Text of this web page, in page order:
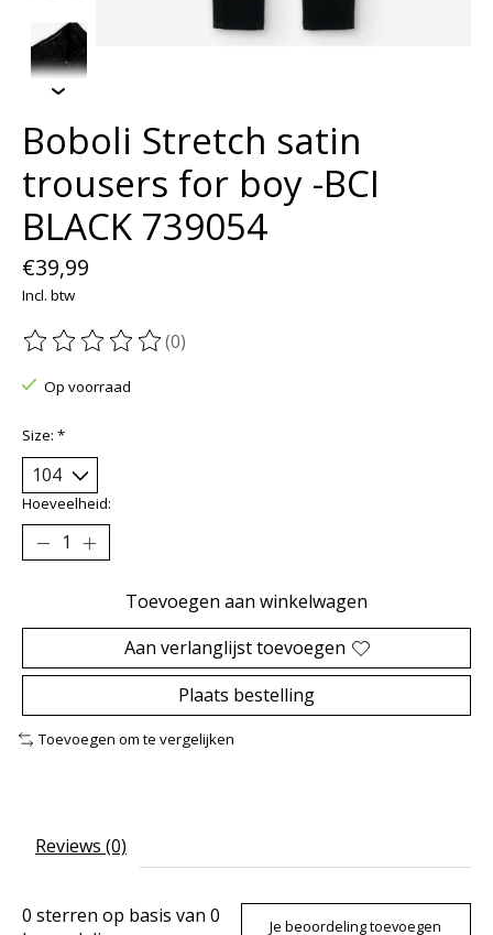
Boboli Stretch satin
trousers for boy -BCI
BLACK 739054
€39,99
Incl. btw
De beoordeling van dit product is
(0)
Op voorraad
Size: *
Hoeveelheid:
Toevoegen aan winkelwagen
Aan verlanglijst toevoegen
Plaats bestelling
Toevoegen om te vergelijken
Reviews (0)
0 sterren op basis van 0
Je beoordeling toevoegen